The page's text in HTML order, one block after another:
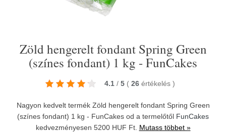
Zöld hengerelt fondant Spring Green
(színes fondant) 1 kg - FunCakes
4.1 / 5 ( 26 értékelés )
Nagyon kedvelt termék Zöld hengerelt fondant Spring Green
(színes fondant) 1 kg - FunCakes od a termelőtől FunCakes
kedvezményesen 5200 HUF Ft. Mutass többet »